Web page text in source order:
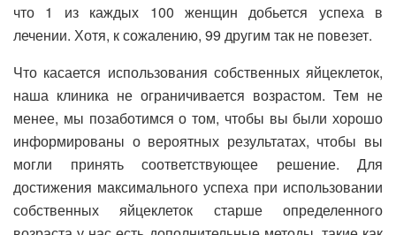
что 1 из каждых 100 женщин добьется успеха в
лечении. Хотя, к сожалению, 99 другим так не повезет.
Что касается использования собственных яйцеклеток,
наша клиника не ограничивается возрастом. Тем не
менее, мы позаботимся о том, чтобы вы были хорошо
информированы о вероятных результатах, чтобы вы
могли принять соответствующее решение. Для
достижения максимального успеха при использовании
собственных яйцеклеток старше определенного